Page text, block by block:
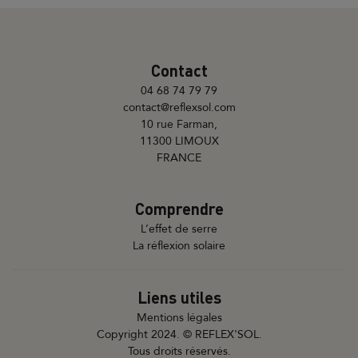
Contact
04 68 74 79 79
contact@reflexsol.com
10 rue Farman,
11300 LIMOUX
FRANCE
Comprendre
L’effet de serre
La réflexion solaire
Liens utiles
Mentions légales
Copyright 2024. © REFLEX'SOL.
Tous droits réservés.